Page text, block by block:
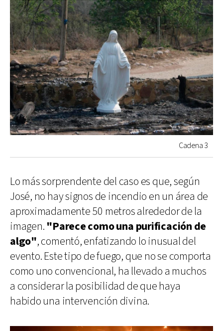
Cadena 3
Lo más sorprendente del caso es que, según
José, no hay signos de incendio en un área de
aproximadamente 50 metros alrededor de la
imagen. "Parece como una purificación de
algo", comentó, enfatizando lo inusual del
evento. Este tipo de fuego, que no se comporta
como uno convencional, ha llevado a muchos
a considerar la posibilidad de que haya
habido una intervención divina.